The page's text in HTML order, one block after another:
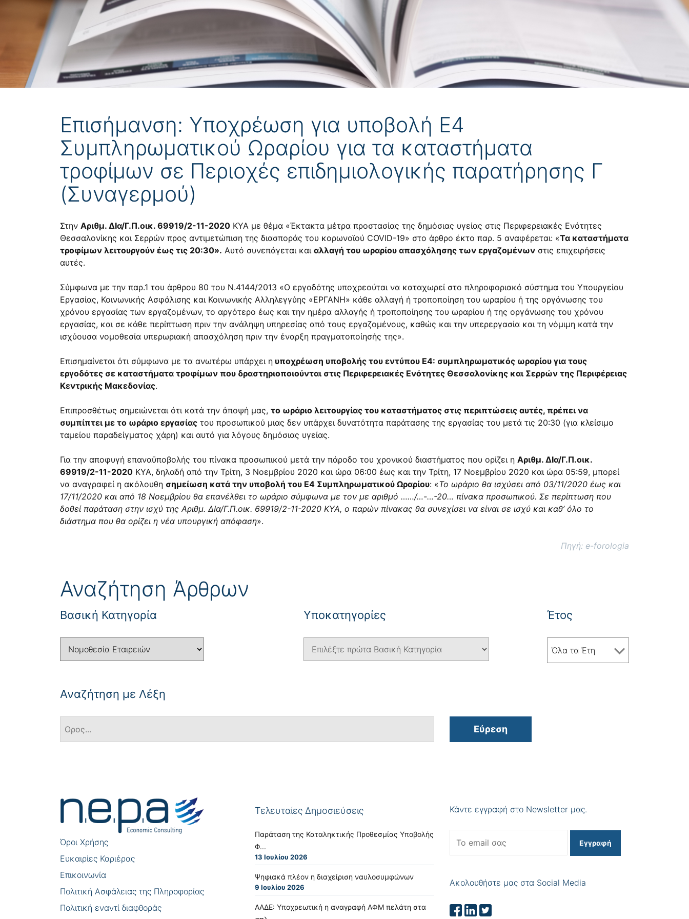
Επισήμανση: Υποχρέωση για υποβολή Ε4
Συμπληρωματικού Ωραρίου για τα καταστήματα
τροφίμων σε Περιοχές επιδημιολογικής παρατήρησης Γ
(Συναγερμού)
Στην Αριθμ. ΔΙα/Γ.Π.οικ. 69919/2-11-2020 ΚΥΑ με θέμα «Έκτακτα μέτρα προστασίας της δημόσιας υγείας στις Περιφερειακές Ενότητες
Θεσσαλονίκης και Σερρών προς αντιμετώπιση της διασποράς του κορωνοϊού COVID-19» στο άρθρο έκτο παρ. 5 αναφέρεται: «Τα καταστήματα
τροφίμων λειτουργούν έως τις 20:30». Αυτό συνεπάγεται και αλλαγή του ωραρίου απασχόλησης των εργαζομένων στις επιχειρήσεις
αυτές.
Σύμφωνα με την παρ.1 του άρθρου 80 του Ν.4144/2013 «Ο εργοδότης υποχρεούται να καταχωρεί στο πληροφοριακό σύστημα του Υπουργείου
Εργασίας, Κοινωνικής Ασφάλισης και Κοινωνικής Αλληλεγγύης «ΕΡΓΑΝΗ» κάθε αλλαγή ή τροποποίηση του ωραρίου ή της οργάνωσης του
χρόνου εργασίας των εργαζομένων, το αργότερο έως και την ημέρα αλλαγής ή τροποποίησης του ωραρίου ή της οργάνωσης του χρόνου
εργασίας, και σε κάθε περίπτωση πριν την ανάληψη υπηρεσίας από τους εργαζομένους, καθώς και την υπερεργασία και τη νόμιμη κατά την
ισχύουσα νομοθεσία υπερωριακή απασχόληση πριν την έναρξη πραγματοποίησής της».
Επισημαίνεται ότι σύμφωνα με τα ανωτέρω υπάρχει η υποχρέωση υποβολής του εντύπου Ε4: συμπληρωματικός ωραρίου για τους
εργοδότες σε καταστήματα τροφίμων που δραστηριοποιούνται στις Περιφερειακές Ενότητες Θεσσαλονίκης και Σερρών της Περιφέρειας
Κεντρικής Μακεδονίας.
Επιπροσθέτως σημειώνεται ότι κατά την άποψή μας, το ωράριο λειτουργίας του καταστήματος στις περιπτώσεις αυτές, πρέπει να
συμπίπτει με το ωράριο εργασίας του προσωπικού μιας δεν υπάρχει δυνατότητα παράτασης της εργασίας του μετά τις 20:30 (για κλείσιμο
ταμείου παραδείγματος χάρη) και αυτό για λόγους δημόσιας υγείας.
Για την αποφυγή επαναϋποβολής του πίνακα προσωπικού μετά την πάροδο του χρονικού διαστήματος που ορίζει η Αριθμ. ΔΙα/Γ.Π.οικ.
69919/2-11-2020 ΚΥΑ, δηλαδή από την Τρίτη, 3 Νοεμβρίου 2020 και ώρα 06:00 έως και την Τρίτη, 17 Νοεμβρίου 2020 και ώρα 05:59, μπορεί
να αναγραφεί η ακόλουθη σημείωση κατά την υποβολή του Ε4 Συμπληρωματικού Ωραρίου: «Το ωράριο θα ισχύσει από 03/11/2020 έως και
17/11/2020 και από 18 Νοεμβρίου θα επανέλθει το ωράριο σύμφωνα με τον με αριθμό ……/…-…-20… πίνακα προσωπικού. Σε περίπτωση που
δοθεί παράταση στην ισχύ της Αριθμ. ΔΙα/Γ.Π.οικ. 69919/2-11-2020 ΚΥΑ, ο παρών πίνακας θα συνεχίσει να είναι σε ισχύ και καθ’ όλο το
διάστημα που θα ορίζει η νέα υπουργική απόφαση».
Πηγή: e-forologia
Αναζήτηση Άρθρων
Βασική Κατηγορία Yποκατηγορίες Έτος
Όλα τα Έτη
Αναζήτηση με Λέξη
Εύρεση
Όροι Χρήσης
Eυκαιρίες Καριέρας
Επικοινωνία
Πολιτική Ασφάλειας της Πληροφορίας
Πολιτική εναντί διαφθοράς
Τελευταίες Δημοσιεύσεις
Παράταση της Καταληκτικής Προθεσμίας Υποβολής
Φ...
13 Ιουλίου 2026
Ψηφιακά πλέον η διαχείριση ναυλοσυμφώνων
9 Ιουλίου 2026
ΑΑΔΕ: Υποχρεωτική η αναγραφή ΑΦΜ πελάτη στα
Κάντε εγγραφή στο Newsletter μας.
Εγγραφή
Ακολουθήστε μας στα Social Media